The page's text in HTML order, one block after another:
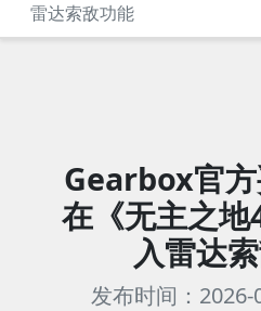
雷达索敌功能
Gearbox官
在《无主之
入雷达
发布时间：2026-